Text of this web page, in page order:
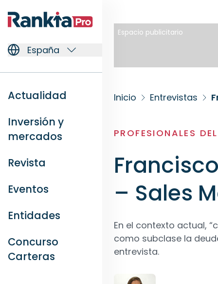
España
Actualidad
Inversión y
mercados
Revista
Eventos
Entidades
Concurso
Carteras
Espacio publicitario
Inicio Entrevistas
PROFESIONALES
– Sales
En el contexto actual,
como subclase la
entrevista.